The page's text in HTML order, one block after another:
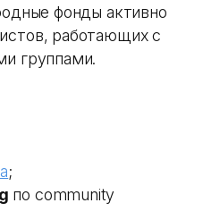
фонды активно
работающих с
группами.
;
по community